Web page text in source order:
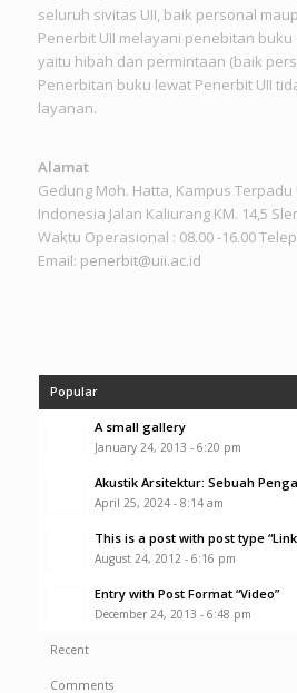
seluruh sivitas UII, baik personal
Penerbit UII melayani penebitan
yaitu hibah dan permintaan (baik
Penerbitan buku lewat Penerbit UII
layanan.
Alamat
Gedung Moh. Hatta, Kampus
Indonesia Jalan Kaliurang KM. 14,5
Waktu Operasional : 08.00 -16.00
Email: penerbit@uii.ac.id
Popular
A small gallery
January 24, 2013 - 6:20 pm
Akustik Arsitektur: Sebuah
April 25, 2024 - 8:14 am
This is a post with post type
August 24, 2012 - 6:16 pm
Entry with Post Format “Video”
December 24, 2013 - 6:48 pm
Recent
Comments